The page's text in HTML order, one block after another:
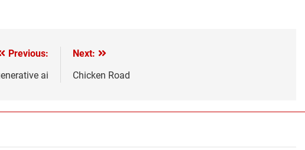
Previous:
ai
Next:
Chicken Road